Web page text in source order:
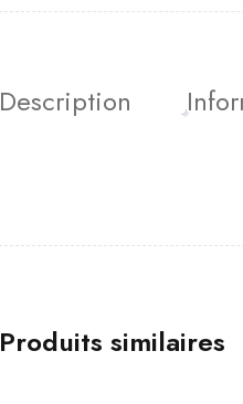
Description
Produits similaires